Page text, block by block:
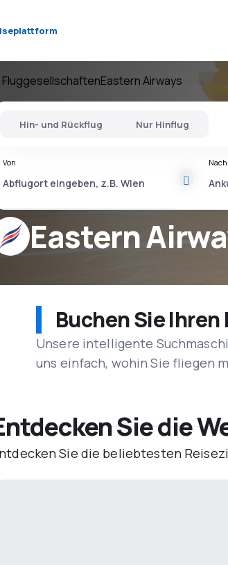
FluggesellschaftenEastern Airways
Eastern
Hin- und Rückflug Nur Hinflug
Von Nach
Buchen Sie
Unsere intelligente
uns einfach, wohin Sie fliegen
Sie die
Sie die beliebtesten